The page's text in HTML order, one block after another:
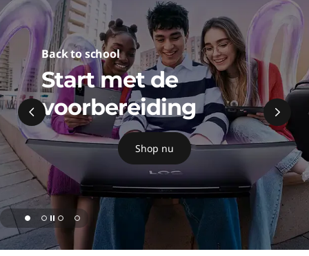
s
,
P
C
'
s
,
T
Back to school
Start met de
voorbereiding
Shop nu